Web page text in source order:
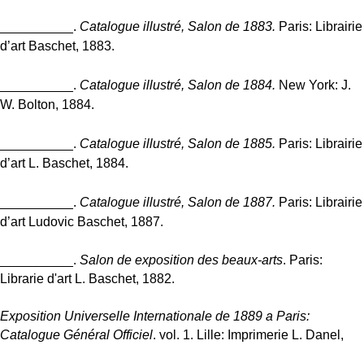
__________. Catalogue illustré, Salon de 1883. Paris: Librairie
d’art Baschet, 1883.
__________. Catalogue illustré, Salon de 1884. New York: J.
W. Bolton, 1884.
__________. Catalogue illustré, Salon de 1885. Paris: Librairie
d’art L. Baschet, 1884.
__________. Catalogue illustré, Salon de 1887. Paris: Librairie
d’art Ludovic Baschet, 1887.
__________. Salon de exposition des beaux-arts. Paris:
Librarie d'art L. Baschet, 1882.
Exposition Universelle Internationale de 1889 a Paris:
Catalogue Général Officiel. vol. 1. Lille: Imprimerie L. Danel,